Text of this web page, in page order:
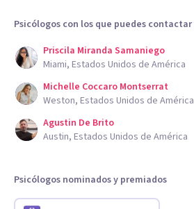
Psicólogos con los que puedes contactar
Priscila Miranda Samaniego
Miami, Estados Unidos de América
Michelle Coccaro Montserrat
Weston, Estados Unidos de América
Agustin De Brito
Austin, Estados Unidos de América
Psicólogos nominados y premiados